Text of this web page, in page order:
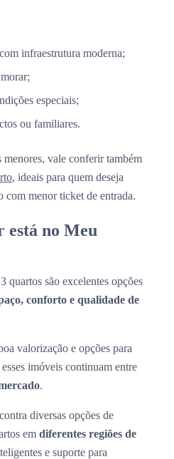
com infraestrutura moderna;
especiais;
ou familiares.
menores, vale conferir também
, ideais para quem deseja
com menor ticket de entrada.
está no Meu
quartos são excelentes opções
conforto e qualidade de
valorização e opções para
imóveis continuam entre
.
diversas opções de
em diferentes regiões de
e suporte para